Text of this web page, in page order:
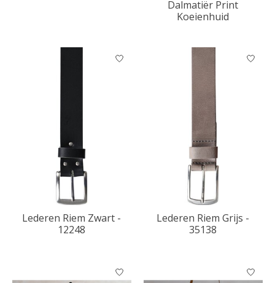
Dalmatiër Print
Koeienhuid
Lederen Riem Zwart -
12248
Lederen Riem Grijs -
35138